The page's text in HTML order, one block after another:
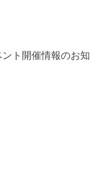
ト開催情報のお知